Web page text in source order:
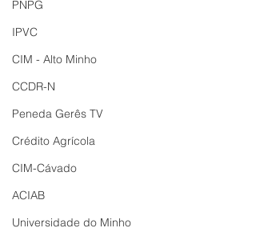
PNPG
IPVC
CIM - Alto Minho
CCDR-N
Peneda Gerês TV
Crédito Agrícola
CIM-Cávado
ACIAB
Universidade do Minho